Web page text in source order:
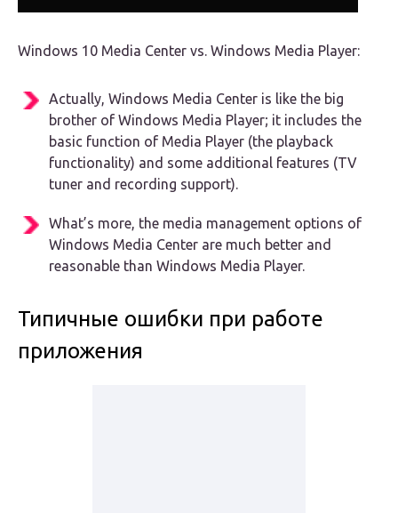
Windows 10 Media Center vs. Windows Media Player:
Actually, Windows Media Center is like the big
brother of Windows Media Player; it includes the
basic function of Media Player (the playback
functionality) and some additional features (TV
tuner and recording support).
What’s more, the media management options of
Windows Media Center are much better and
reasonable than Windows Media Player.
Типичные ошибки при работе
приложения